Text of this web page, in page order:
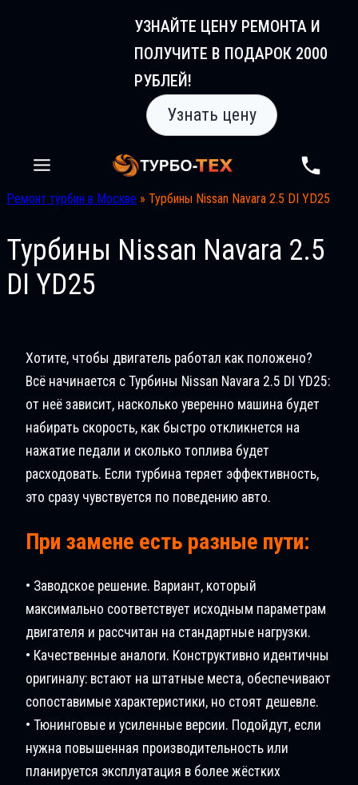
УЗНАЙТЕ ЦЕНУ РЕМОНТА И
ПОЛУЧИТЕ В ПОДАРОК 2000
РУБЛЕЙ!
Узнать цену
Ремонт турбин в Москве » Турбины Nissan Navara 2.5 DI YD25
Турбины Nissan Navara 2.5
DI YD25
Хотите, чтобы двигатель работал как положено?
Всё начинается с Турбины Nissan Navara 2.5 DI YD25:
от неё зависит, насколько уверенно машина будет
набирать скорость, как быстро откликнется на
нажатие педали и сколько топлива будет
расходовать. Если турбина теряет эффективность,
это сразу чувствуется по поведению авто.
При замене есть разные пути:
• Заводское решение. Вариант, который
максимально соответствует исходным параметрам
двигателя и рассчитан на стандартные нагрузки.
• Качественные аналоги. Конструктивно идентичны
оригиналу: встают на штатные места, обеспечивают
сопоставимые характеристики, но стоят дешевле.
• Тюнинговые и усиленные версии. Подойдут, если
нужна повышенная производительность или
планируется эксплуатация в более жёстких